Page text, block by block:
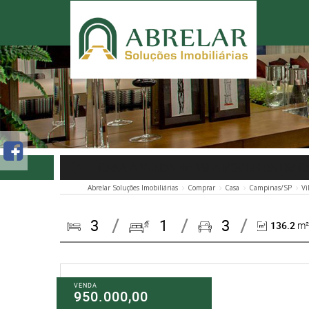
Abrelar Soluções Imobiliárias Comprar Casa Campinas/SP
3 1 3 136.2
VENDA
950.000,00